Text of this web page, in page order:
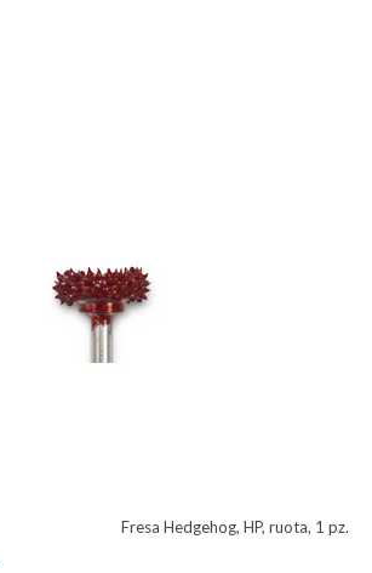
Fresa Hedgehog, HP, ruota, 1 pz.